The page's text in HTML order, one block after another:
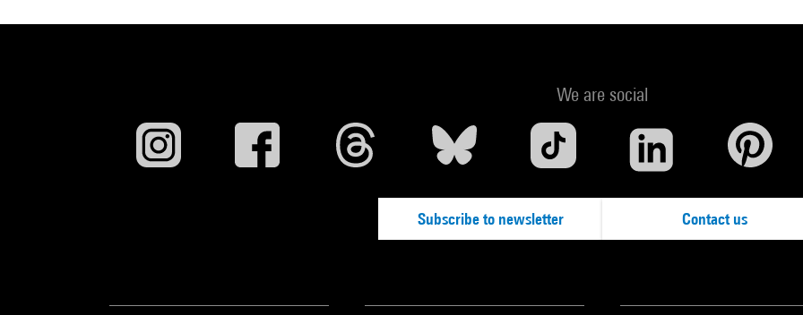
We are social
Subscribe to newsletter Contact us